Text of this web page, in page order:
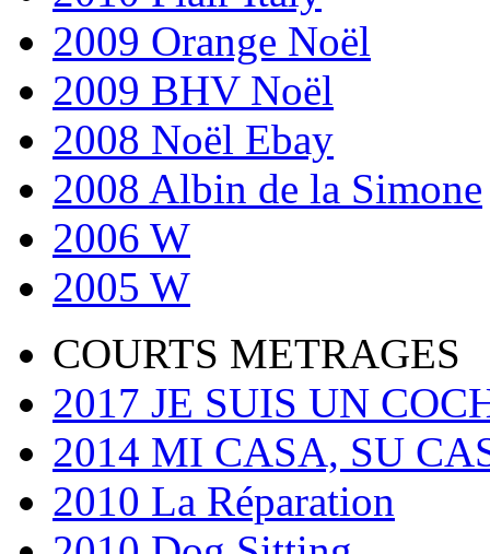
2009 Orange Noël
2009 BHV Noël
2008 Noël Ebay
2008 Albin de la Simone
2006 W
2005 W
COURTS METRAGES
2017 JE SUIS UN
2014 MI CASA, SU
2010 La Réparation